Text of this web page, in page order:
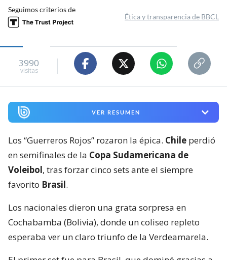
Seguimos criterios de
Ética y transparencia de BBCL
3990
visitas
VER RESUMEN
Los “Guerreros Rojos” rozaron la épica. Chile perdió
en semifinales de la Copa Sudamericana de
Voleibol, tras forzar cinco sets ante el siempre
favorito Brasil.
Los nacionales dieron una grata sorpresa en
Cochabamba (Bolivia), donde un coliseo repleto
esperaba ver un claro triunfo de la Verdeamarela.